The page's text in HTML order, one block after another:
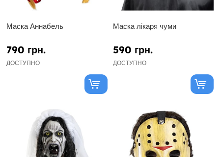
Маска Аннабель
790 грн.
ДОСТУПНО
Маска лікаря чуми
590 грн.
ДОСТУПНО